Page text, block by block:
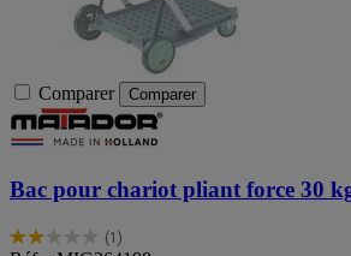
Comparer Comparer
Bac pour chariot pliant force 30
(1)
2.0